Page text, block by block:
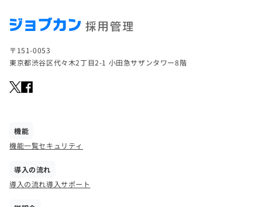
〒151-0053
東京都渋谷区代々木2丁目2-1 小田急サザンタワー8階
機能
機能一覧セキュリティ
導入の流れ
導入の流れ導入サポート